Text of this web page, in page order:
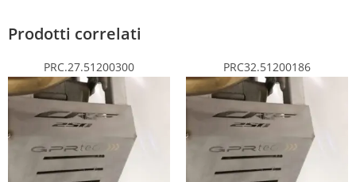
Prodotti correlati
PRC.27.51200300 PRC32.51200186